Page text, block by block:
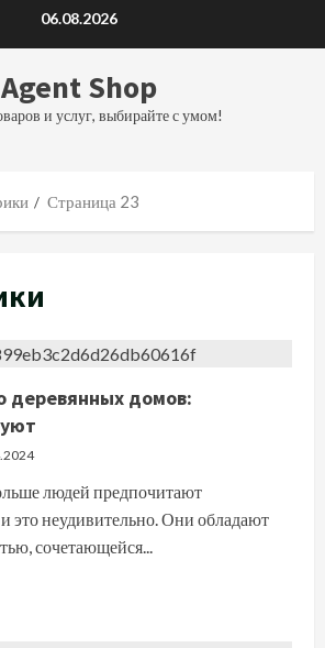
06.08.2026
Agent Shop
и услуг, выбирайте с умом!
Страница 23
деревянных домов:
людей предпочитают
это неудивительно. Они обладают
сочетающейся...